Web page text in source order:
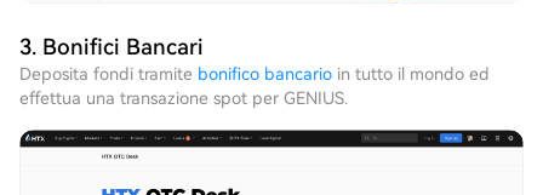
3. Bonifici Bancari
Deposita fondi tramite bonifico bancario in tutto il mondo ed
effettua una transazione spot per GENIUS.